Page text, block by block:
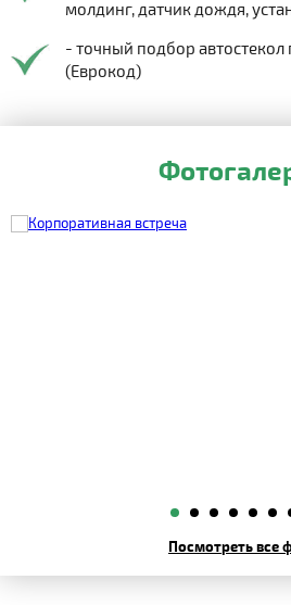
молдинг, датчик дождя,
- точный подбор автостекол
(Еврокод)
Посмотреть все